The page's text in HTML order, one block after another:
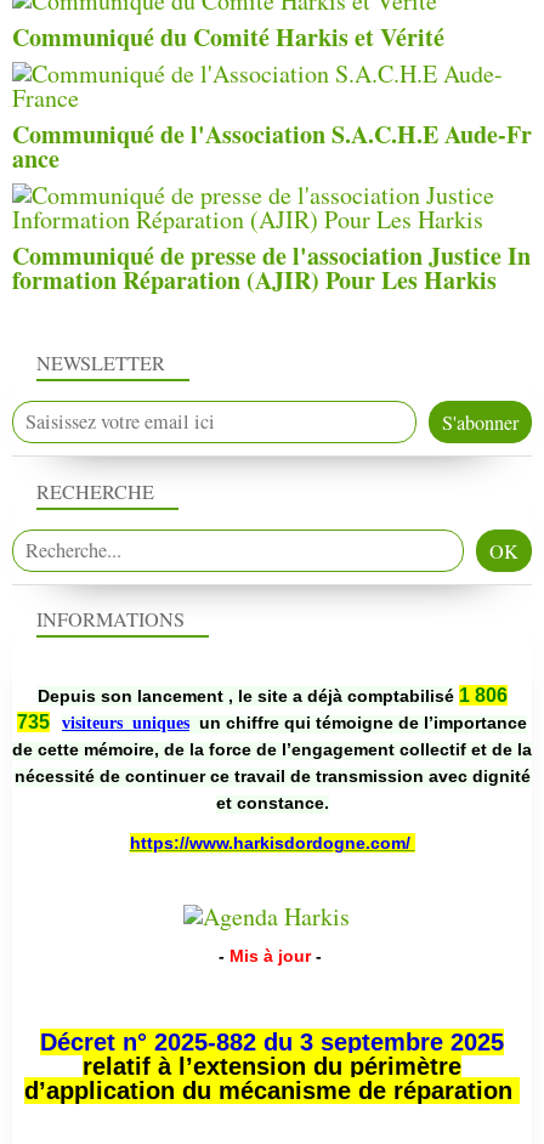
Communiqué du Comité Harkis et Vérité
Communiqué de l'Association S.A.C.H.E Aude-Fr
ance
Communiqué de presse de l'association Justice In
formation Réparation (AJIR) Pour Les Harkis
NEWSLETTER
RECHERCHE
INFORMATIONS
Depuis son lancement , le site a déjà comptabilisé 1 806
735
visiteurs uniques un chiffre qui témoigne de l’importance
de cette mémoire, de la force de l’engagement collectif et de la
nécessité de continuer ce travail de transmission avec dignité
et constance.
https://www.harkisdordogne.com/
- Mis à jour -
Décret n° 2025-882 du 3 septembre 2025
relatif à l’extension du périmètre
d’application du mécanisme de réparation